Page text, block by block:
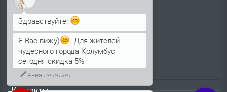
Трубы ВГП (Водогазопроводные)
Трубы ВГП оцинкованные
Трубы электросварные круглые
Трубы электросварные квадратные
Трубы электросварные прямоугольные
Трубы электросварные оцинкованные
Контакты
Здравствуйте!
Я Вас вижу)
. Для жителей
чудесного города Колумбус
сегодня скидка 5%
Анна печатает...